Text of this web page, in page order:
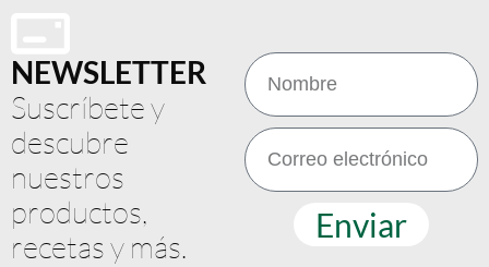
NEWSLETTER
Suscríbete y
descubre
nuestros
productos,
recetas y más.
Enviar